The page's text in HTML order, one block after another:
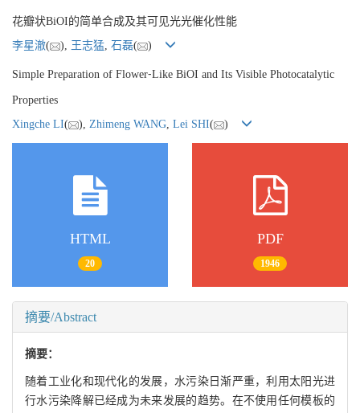
花瓣状BiOI的简单合成及其可见光光催化性能
李星澈( ), 王志猛, 石磊( )
Simple Preparation of Flower⁃Like BiOI and Its Visible Photocatalytic
Properties
Xingche LI( ), Zhimeng WANG, Lei SHI( )
HTML
20
PDF
1946
摘要/Abstract
摘要：
随着工业化和现代化的发展，水污染日渐严重，利用太阳光进
行水污染降解已经成为未来发展的趋势。在不使用任何模板的